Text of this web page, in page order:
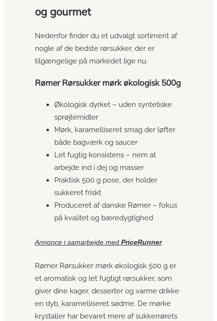
og gourmet
Nedenfor finder du et udvalgt sortiment af
nogle af de bedste rørsukker, der er
tilgængelige på markedet lige nu.
Rømer Rørsukker mørk økologisk 500g
Økologisk dyrket – uden syntetiske
sprøjtemidler
Mørk, karamelliseret smag der løfter
både bagværk og saucer
Let fugtig konsistens – nem at
arbejde ind i dej og masser
Praktisk 500 g pose, der holder
sukkeret friskt
Produceret af danske Rømer – fokus
på kvalitet og bæredygtighed
Annonce i samarbejde med PriceRunner
Rømer Rørsukker mørk økologisk 500 g er
et aromatisk og let fugtigt rørsukker, som
giver dine kager, desserter og varme drikke
en dyb, karamelliseret sødme. De mørke
krystaller har bevaret mere af sukkerrørets